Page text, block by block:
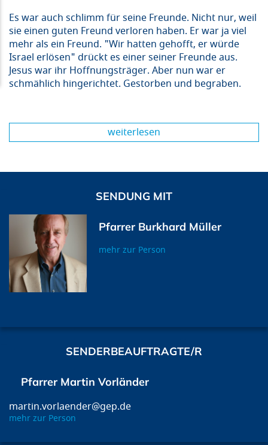
Es war auch schlimm für seine Freunde. Nicht nur, weil
sie einen guten Freund verloren haben. Er war ja viel
mehr als ein Freund. "Wir hatten gehofft, er würde
Israel erlösen" drückt es einer seiner Freunde aus.
Jesus war ihr Hoffnungsträger. Aber nun war er
schmählich hingerichtet. Gestorben und begraben.
weiterlesen
SENDUNG MIT
Pfarrer Burkhard Müller
mehr zur Person
SENDERBEAUFTRAGTE/R
Pfarrer Martin Vorländer
martin.vorlaender@gep.de
mehr zur Person